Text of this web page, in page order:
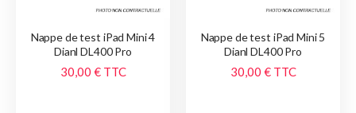
Nappe de test iPad Mini 4
Dianl DL400 Pro
30,00 € TTC
Nappe de test iPad Mini 5
Dianl DL400 Pro
30,00 € TTC